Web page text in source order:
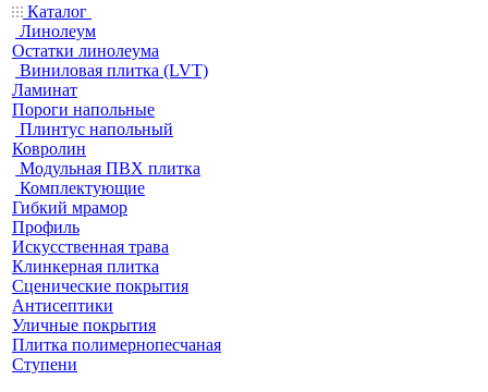
Каталог
Линолеум
Остатки линолеума
Виниловая плитка (LVT)
Ламинат
Пороги напольные
Плинтус напольный
Ковролин
Модульная ПВХ плитка
Комплектующие
Гибкий мрамор
Профиль
Искусственная трава
Клинкерная плитка
Сценические покрытия
Антисептики
Уличные покрытия
Плитка полимернопесчаная
Ступени